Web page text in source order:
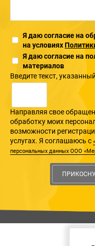
Я даю согласие на
на условиях
Я даю согласие на
материалов
Введите текcт,
Направляя свое
обработку моих
возможности
услугах. Я соглашаюсь с
персональных данных ООО